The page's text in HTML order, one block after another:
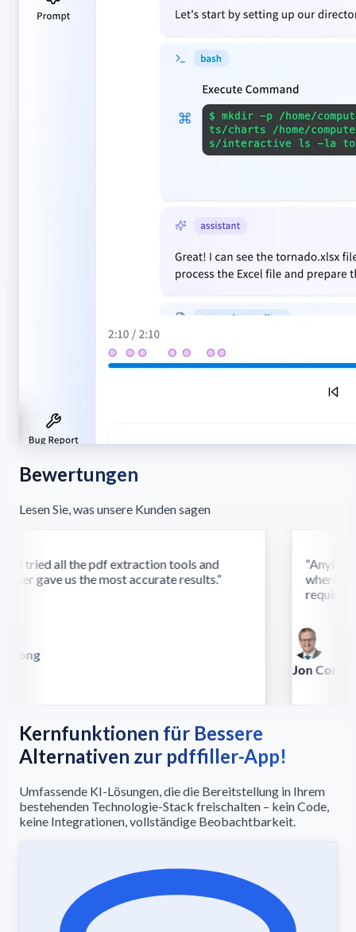
Bewertungen
Lesen Sie, was unsere Kunden sagen
tried all the pdf extraction tools and
gave us the most accurate results.”
where
require
Jon Conradt
Kernfunktionen für Bessere
Alternativen zur pdffiller-App!
Umfassende KI-Lösungen, die die Bereitstellung in Ihrem
bestehenden Technologie-Stack freischalten – kein Code,
keine Integrationen, vollständige Beobachtbarkeit.